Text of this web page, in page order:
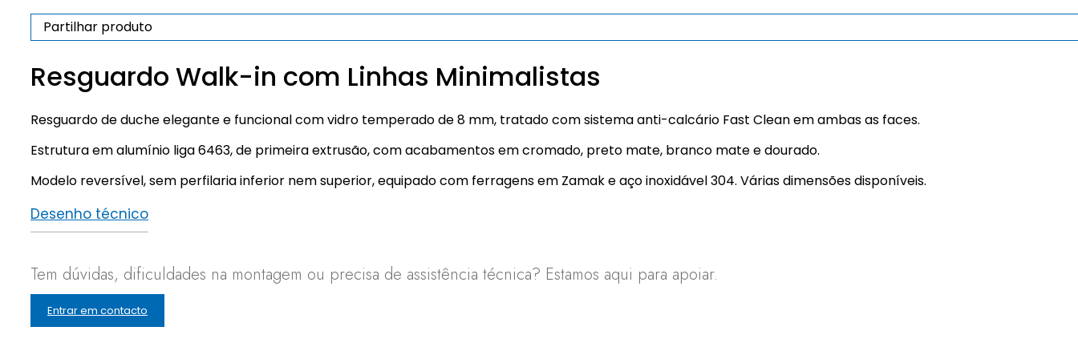
Partilhar produto
Resguardo Walk-in com Linhas Minimalistas
Resguardo de duche elegante e funcional com vidro temperado de 8 mm, tratado com sistema anti-calcário Fast Clean em ambas as faces.
Estrutura em alumínio liga 6463, de primeira extrusão, com acabamentos em cromado, preto mate, branco mate e dourado.
Modelo reversível, sem perfilaria inferior nem superior, equipado com ferragens em Zamak e aço inoxidável 304. Várias dimensões disponíveis.
Desenho técnico
Tem dúvidas, dificuldades na montagem ou precisa de assistência técnica? Estamos aqui para apoiar.
Entrar em contacto